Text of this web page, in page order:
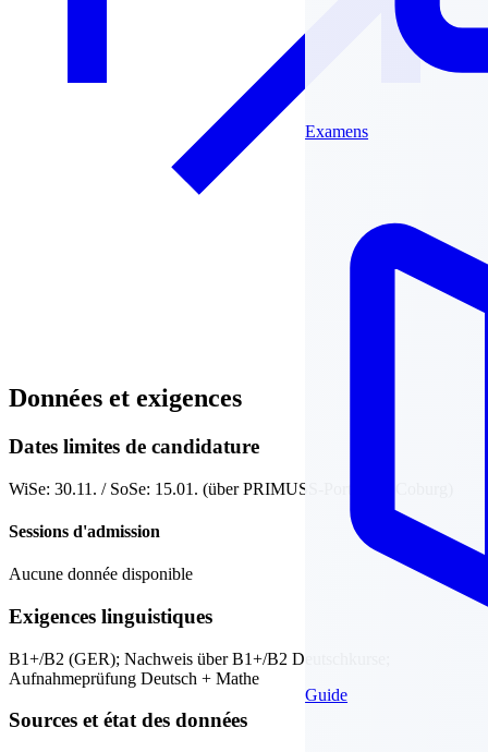
Examens
Guide
Données et exigences
Dates limites de candidature
WiSe: 30.11. / SoSe: 15.01. (über PRIMUSS-Portal HS Coburg)
Sessions d'admission
Aucune donnée disponible
Exigences linguistiques
B1+/B2 (GER); Nachweis über B1+/B2 Deutschkurse;
Aufnahmeprüfung Deutsch + Mathe
Sources et état des données